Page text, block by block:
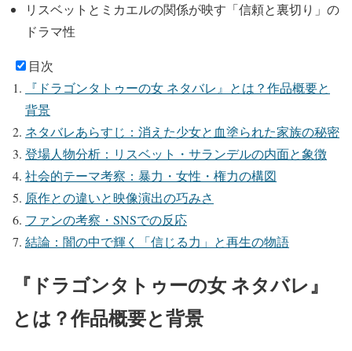
リスベットとミカエルの関係が映す「信頼と裏切り」の
ドラマ性
目次
『ドラゴンタトゥーの女 ネタバレ』とは？作品概要と
背景
ネタバレあらすじ：消えた少女と血塗られた家族の秘密
登場人物分析：リスベット・サランデルの内面と象徴
社会的テーマ考察：暴力・女性・権力の構図
原作との違いと映像演出の巧みさ
ファンの考察・SNSでの反応
結論：闇の中で輝く「信じる力」と再生の物語
『ドラゴンタトゥーの女 ネタバレ』
とは？作品概要と背景